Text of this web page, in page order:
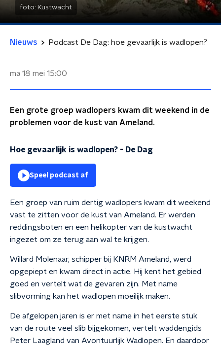
foto: Kustwacht
Nieuws Podcast De Dag: hoe gevaarlijk is wadlopen?
ma 18 mei 15:00
Een grote groep wadlopers kwam dit weekend in de
problemen voor de kust van Ameland.
Hoe gevaarlijk is wadlopen? - De Dag
Speel podcast af
Een groep van ruim dertig wadlopers kwam dit weekend
vast te zitten voor de kust van Ameland. Er werden
reddingsboten en een helikopter van de kustwacht
ingezet om ze terug aan wal te krijgen.
Willard Molenaar, schipper bij KNRM Ameland, werd
opgepiept en kwam direct in actie. Hij kent het gebied
goed en vertelt wat de gevaren zijn. Met name
slibvorming kan het wadlopen moeilijk maken.
De afgelopen jaren is er met name in het eerste stuk
van de route veel slib bijgekomen, vertelt waddengids
Peter Laagland van Avontuurlijk Wadlopen. En daardoor